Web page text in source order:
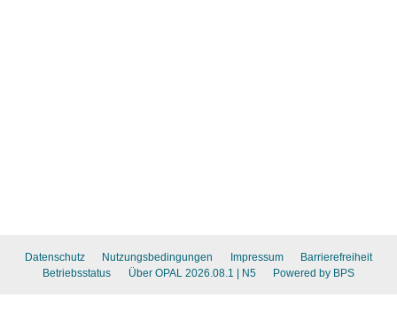
Datenschutz Nutzungsbedingungen Impressum
Barrierefreiheit
Betriebsstatus
Über OPAL 2026.08.1 | N5 Powered by BPS